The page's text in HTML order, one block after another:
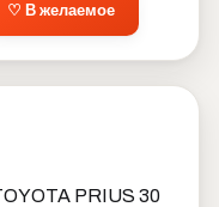
♡ В желаемое
PRIUS 30